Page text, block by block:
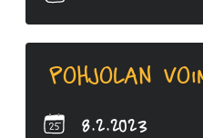
Pohjolan
8.2.2023